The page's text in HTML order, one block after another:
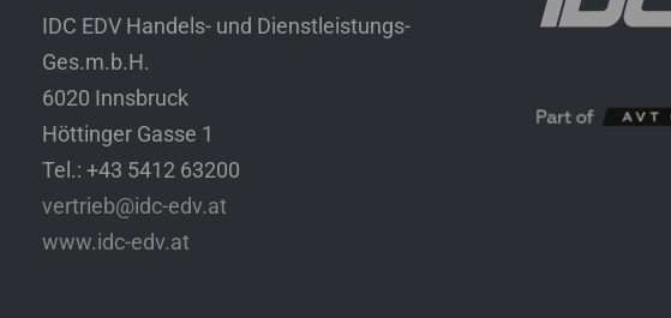
IDC EDV Handels- und Dienstleistungs-
Ges.m.b.H.
6020 Innsbruck
Höttinger Gasse 1
Tel.: +43 5412 63200
vertrieb@idc-edv.at
www.idc-edv.at